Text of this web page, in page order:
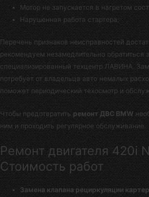
Мотор не запускается в нагретом
Нарушенная работа стартера;
Перечень признаков неисправностей
рекомендуем незамедлительно
специализированный техцентр ЛАВИНА.
потребует от владельца авто немалых
поможет периодический техосмотр и
Чтобы предотвратитьремонт ДВС BMW
ним и проходить регулярное обслуживание.
Ремонт двигателя 420i
Стоимость работ
Замена клапана рециркуляции